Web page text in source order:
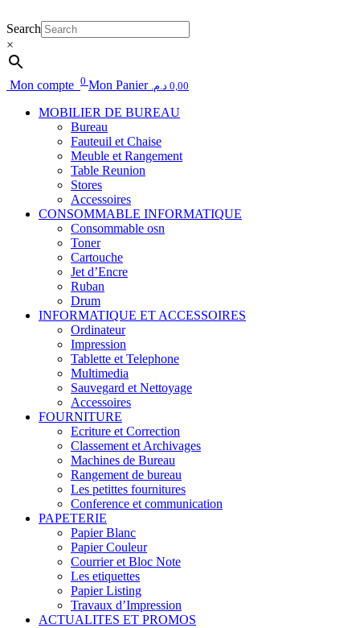
Search
×
Mon compte 0 Mon Panier 0,00 د.م.
MOBILIER DE BUREAU
Bureau
Fauteuil et Chaise
Meuble et Rangement
Table Reunion
Stores
Accessoires
CONSOMMABLE INFORMATIQUE
Consommable osn
Toner
Cartouche
Jet d’Encre
Ruban
Drum
INFORMATIQUE ET ACCESSOIRES
Ordinateur
Impression
Tablette et Telephone
Multimedia
Sauvegard et Nettoyage
Accessoires
FOURNITURE
Ecriture et Correction
Classement et Archivages
Machines de Bureau
Rangement de bureau
Les petittes fournitures
Conference et communication
PAPETERIE
Papier Blanc
Papier Couleur
Courrier et Bloc Note
Les etiquettes
Papier Listing
Travaux d’Impression
ACTUALITES ET PROMOS